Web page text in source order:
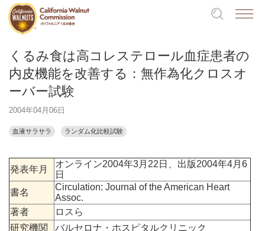
くるみ食は高コレステロール血症患者の
内皮機能を改善する：無作為化クロスオ
ーバー試験
2004年04月06日
血液サラサラ ランダム化比較試験
発表年月
オンライン2004年3月22日、出版2004年4月6
日
書名
Circulation: Journal of the American Heart
Assoc.
著者
ロスら
研究機関
バルセロナ・ホスピタルクリニック